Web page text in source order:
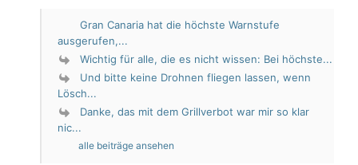
Gran Canaria hat die höchste Warnstufe
ausgerufen,...
Wichtig für alle, die es nicht wissen: Bei höchste...
Und bitte keine Drohnen fliegen lassen, wenn
Lösch...
Danke, das mit dem Grillverbot war mir so klar
nic...
alle beiträge ansehen